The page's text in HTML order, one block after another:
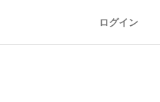
ログイン